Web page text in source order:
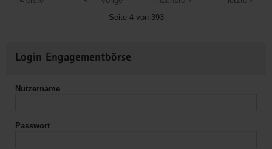
Integration
Seite 4 von 393
Informationen
Login Engagementbörse
Nutzername
Passwort